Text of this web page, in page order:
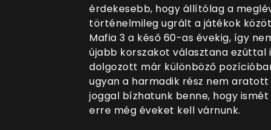
érdekesebb, hogy állítólag a
történelmileg ugrált a játékok
Mafia 3 a késő 60-as évekig, így
újabb korszakot választana ezúttal
dolgozott már különböző
ugyan a harmadik rész nem
joggal bízhatunk benne, hogy
erre még éveket kell várnunk.